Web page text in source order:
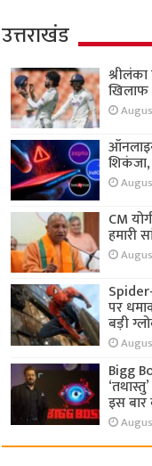
उत्तराखंड
CM
हमारी
पर
बड़ी
Bigg
इस